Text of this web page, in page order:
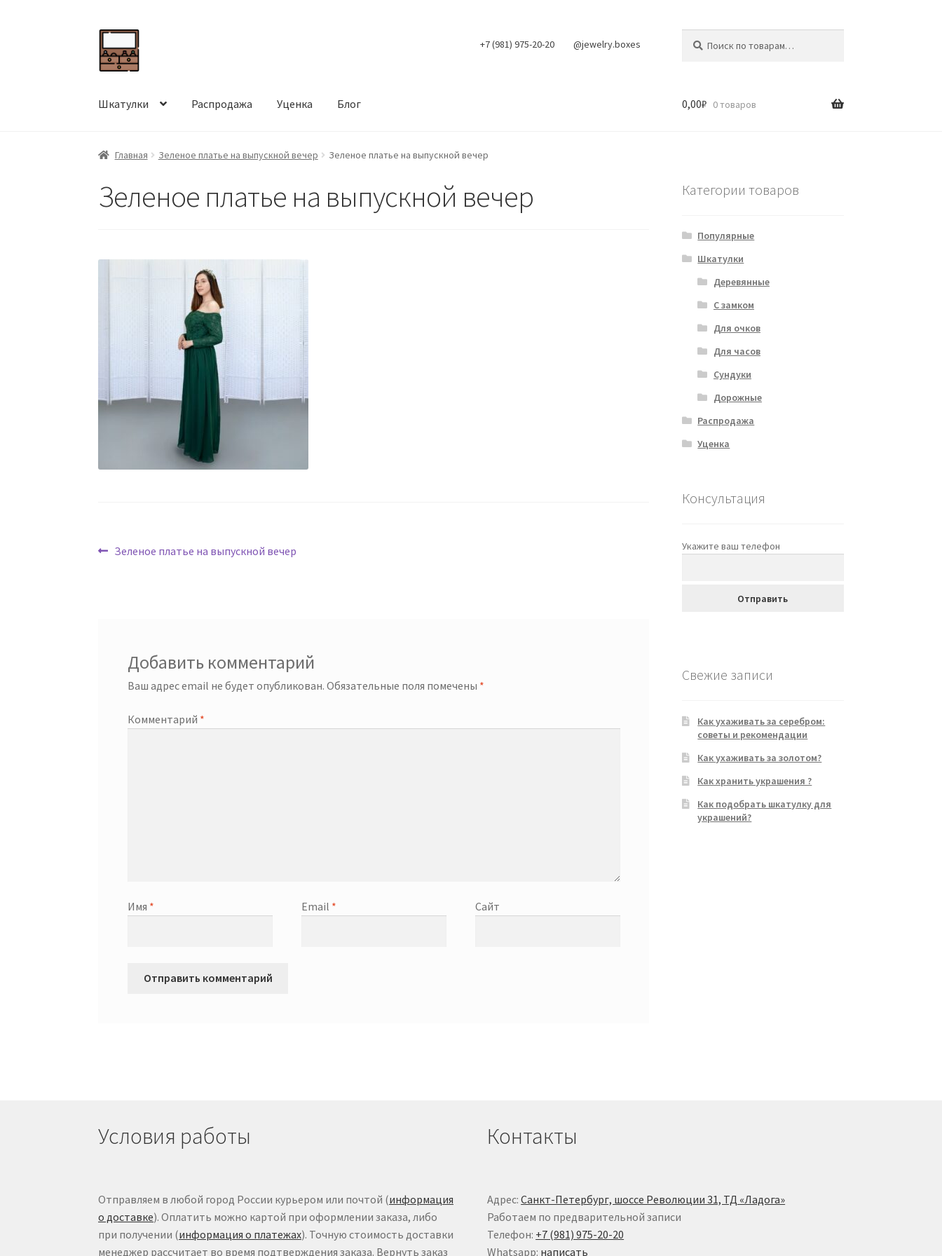
Перейти
к
навигации
Перейти
к
содержимому
+7 (981) 975-20-20 @jewelry.boxes
Шкатулки Распродажа Уценка Блог 0,00₽ 0 товаров
Главная Зеленое платье на выпускной вечер Зеленое платье на выпускной вечер
Зеленое платье на выпускной вечер
Навигация
Предыдущая
Зеленое платье на выпускной вечер
Добавить комментарий
Ваш адрес email не будет опубликован. Обязательные поля помечены *
Комментарий *
Имя * Email * Сайт
Категории товаров
Популярные
Шкатулки
Деревянные
С замком
Для очков
Для часов
Сундуки
Дорожные
Распродажа
Уценка
Консультация
Укажите ваш телефон
Свежие записи
Как ухаживать за серебром:
советы и рекомендации
Как ухаживать за золотом?
Как хранить украшения ?
Как подобрать шкатулку для
украшений?
Условия работы
Отправляем в любой город России курьером или почтой (информация
о доставке). Оплатить можно картой при оформлении заказа, либо
при получении (информация о платежах). Точную стоимость доставки
менеджер рассчитает во время подтверждения заказа. Вернуть заказ
Контакты
Адрес:Санкт-Петербург, шоссе Революции 31, ТД «Ладога»
Работаем по предварительной записи
Телефон: +7 (981) 975-20-20
Whatsapp: написать